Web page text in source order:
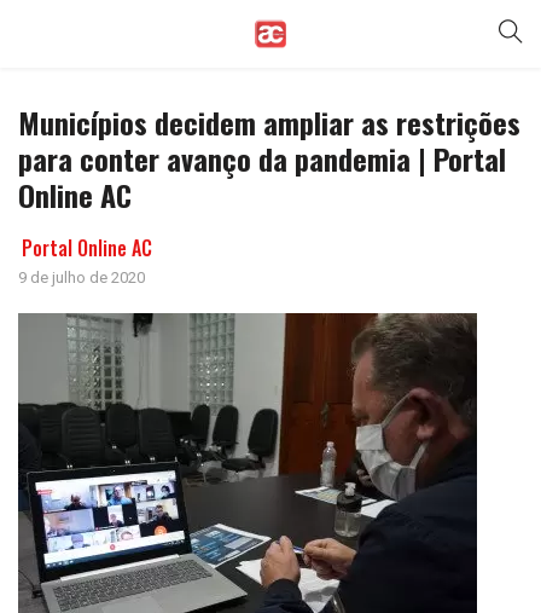
Municípios decidem ampliar as restrições
para conter avanço da pandemia | Portal
Online AC
Portal Online AC
9 de julho de 2020